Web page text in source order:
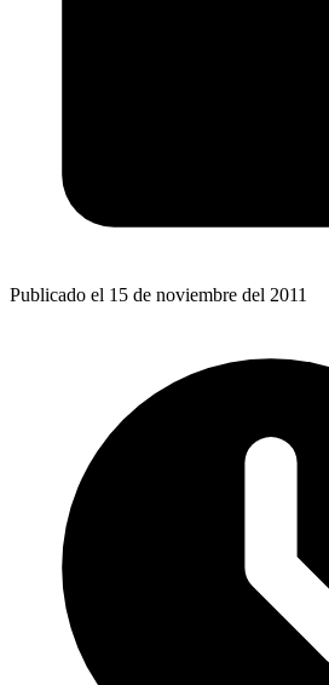
Publicado el 15 de noviembre del 2011